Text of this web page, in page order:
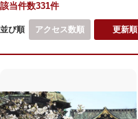
該当件数331件
並び順 アクセス数順 更新順